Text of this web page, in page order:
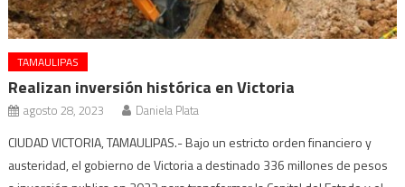
TAMAULIPAS
Realizan inversión histórica en Victoria
agosto 28, 2023 Daniela Plata
CIUDAD VICTORIA, TAMAULIPAS.- Bajo un estricto orden financiero y
austeridad, el gobierno de Victoria a destinado 336 millones de pesos